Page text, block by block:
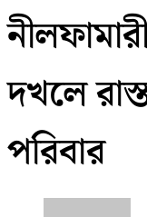
দখলে
পরিবার